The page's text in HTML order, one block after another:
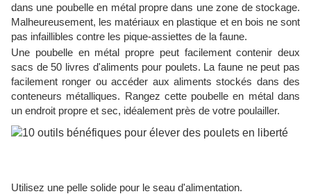
dans une poubelle en métal propre dans une zone de stockage.
Malheureusement, les matériaux en plastique et en bois ne sont
pas infaillibles contre les pique-assiettes de la faune.
Une poubelle en métal propre peut facilement contenir deux
sacs de 50 livres d'aliments pour poulets. La faune ne peut pas
facilement ronger ou accéder aux aliments stockés dans des
conteneurs métalliques. Rangez cette poubelle en métal dans
un endroit propre et sec, idéalement près de votre poulailler.
Utilisez une pelle solide pour le seau d'alimentation.